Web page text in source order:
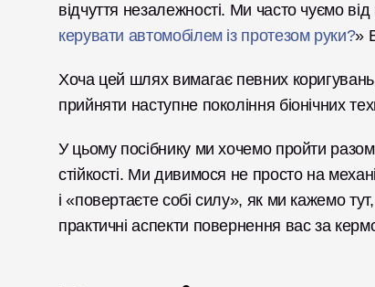
відчуття незалежності. Ми часто чуємо
керувати автомобілем із протезом руки?»
Хоча цей шлях вимагає певних
прийняти наступне покоління біонічних
У цьому посібнику ми хочемо пройти
стійкості. Ми дивимося не просто на
і «повертаєте собі силу», як ми кажемо
практичні аспекти повернення вас за